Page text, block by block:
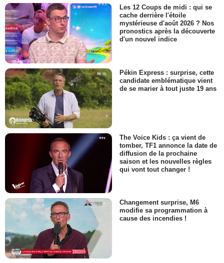
Les 12 Coups de midi : qui se
cache derrière l'étoile
mystérieuse d'août 2026 ? Nos
pronostics après la découverte
d'un nouvel indice
Pékin Express : surprise, cette
candidate emblématique vient
de se marier à tout juste 19 ans
The Voice Kids : ça vient de
tomber, TF1 annonce la date de
diffusion de la prochaine
saison et les nouvelles règles
qui vont tout changer !
Changement surprise, M6
modifie sa programmation à
cause des incendies !